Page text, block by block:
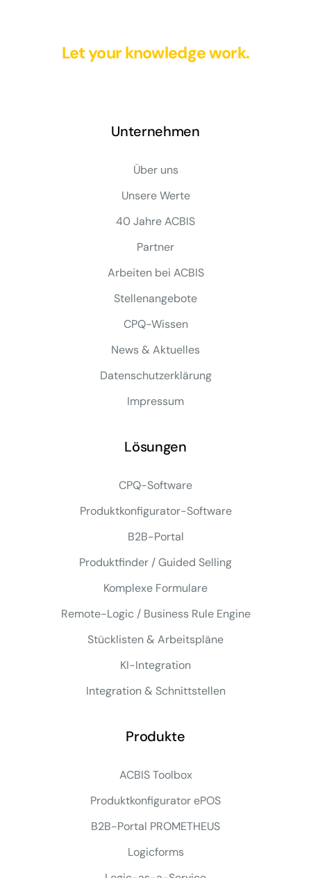
Let your knowledge work.
Unternehmen
Über uns
Unsere Werte
40 Jahre ACBIS
Partner
Arbeiten bei ACBIS
Stellenangebote
CPQ-Wissen
News & Aktuelles
Datenschutzerklärung
Impressum
Lösungen
CPQ-Software
Produktkonfigurator-Software
B2B-Portal
Produktfinder / Guided Selling
Komplexe Formulare
Remote-Logic / Business Rule Engine
Stücklisten & Arbeitspläne
KI-Integration
Integration & Schnittstellen
Produkte
ACBIS Toolbox
Produktkonfigurator ePOS
B2B-Portal PROMETHEUS
Logicforms